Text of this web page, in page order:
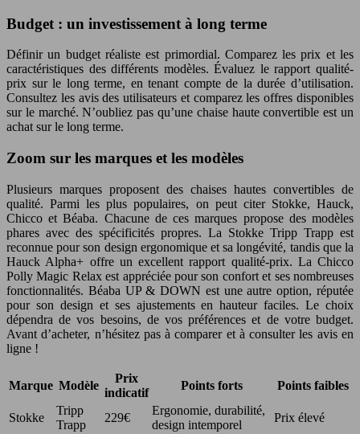
Budget : un investissement à long terme
Définir un budget réaliste est primordial. Comparez les prix et les
caractéristiques des différents modèles. Évaluez le rapport qualité-
prix sur le long terme, en tenant compte de la durée d’utilisation.
Consultez les avis des utilisateurs et comparez les offres disponibles
sur le marché. N’oubliez pas qu’une chaise haute convertible est un
achat sur le long terme.
Zoom sur les marques et les modèles
Plusieurs marques proposent des chaises hautes convertibles de
qualité. Parmi les plus populaires, on peut citer Stokke, Hauck,
Chicco et Béaba. Chacune de ces marques propose des modèles
phares avec des spécificités propres. La Stokke Tripp Trapp est
reconnue pour son design ergonomique et sa longévité, tandis que la
Hauck Alpha+ offre un excellent rapport qualité-prix. La Chicco
Polly Magic Relax est appréciée pour son confort et ses nombreuses
fonctionnalités. Béaba UP & DOWN est une autre option, réputée
pour son design et ses ajustements en hauteur faciles. Le choix
dépendra de vos besoins, de vos préférences et de votre budget.
Avant d’acheter, n’hésitez pas à comparer et à consulter les avis en
ligne !
Marque Modèle
Prix
indicatif
Points forts Points faibles
Stokke
Tripp
Trapp
229€
Ergonomie, durabilité,
design intemporel
Prix élevé